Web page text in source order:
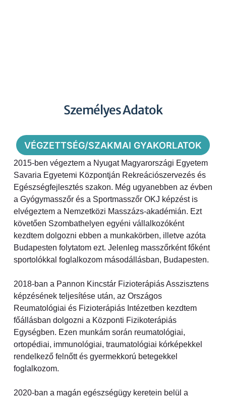
Személyes Adatok
VÉGZETTSÉG/SZAKMAI GYAKORLATOK
2015-ben végeztem a Nyugat Magyarországi Egyetem
Savaria Egyetemi Központján Rekreációszervezés és
Egészségfejlesztés szakon. Még ugyanebben az évben
a Gyógymasszőr és a Sportmasszőr OKJ képzést is
elvégeztem a Nemzetközi Masszázs-akadémián. Ezt
követően Szombathelyen egyéni vállalkozóként
kezdtem dolgozni ebben a munkakörben, illetve azóta
Budapesten folytatom ezt. Jelenleg masszőrként főként
sportolókkal foglalkozom másodállásban, Budapesten.
2018-ban a Pannon Kincstár Fizioterápiás Asszisztens
képzésének teljesítése után, az Országos
Reumatológiai és Fizioterápiás Intézetben kezdtem
főállásban dolgozni a Központi Fizikoterápiás
Egységben. Ezen munkám során reumatológiai,
ortopédiai, immunológiai, traumatológiai kórképekkel
rendelkező felnőtt és gyermekkorú betegekkel
foglalkozom.
2020-ban a magán egészségügy keretein belül a